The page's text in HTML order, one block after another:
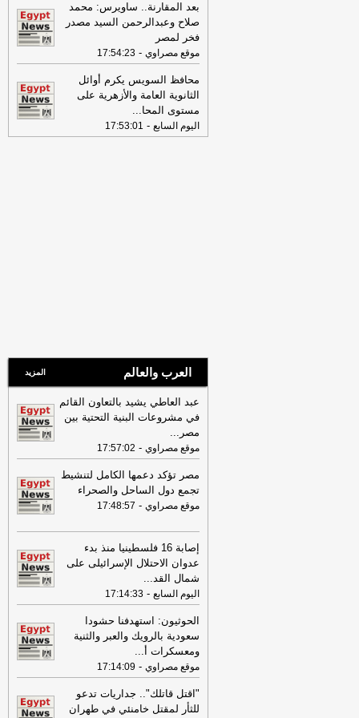
16:46
وزير الخزانة الأميركي: لن نسمح
لإيران اتخاذ التجارة العالمية رهينة أو
استخدام الشحن الدولي لتمويل الحرس
الثوري
- لبنانون 24
09:31
عناوين الصحف المصرية ليوم
الأربعاء 29-07-2026
17:57
الصحة تطلق النسخة الرابعة من
حملة «100 يوم صحة» في جميع
بعد المقارنة.. ساويرس: محمد
صلاح وعبدالرحمن السيد مصدر
فخر لمصر
موقع مصراوي -
17:54:23
محافظ السويس يكرم أوائل
الثانوية العامة والأزهرية على
مستوى المحا...
اليوم السابع -
17:53:01
العرب والعالم المزيد
عبد العاطي يشيد بالتعاون القائم
في مشروعات البنية التحتية بين
مصر ...
موقع مصراوي -
17:57:02
مصر تؤكد دعمها الكامل لتنشيط
تجمع دول الساحل والصحراء
موقع مصراوي -
17:48:57
إصابة 16 فلسطينيا منذ بدء
عدوان الاحتلال الإسرائيلى على
شمال القد...
اليوم السابع -
17:14:33
الحوثيون: استهدفنا حشودا
سعودية بالرويك والعبر والثنية
ومعسكرات أ...
موقع مصراوي -
17:14:09
"اقتل قاتلك".. جداريات تدعو
للثأر لمقتل خامنئي في طهران